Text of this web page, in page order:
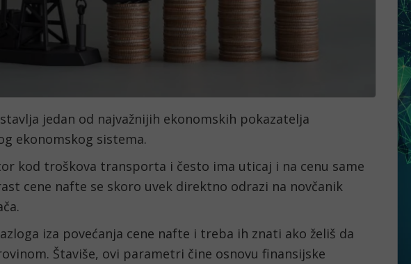
jedan od najvažnijih ekonomskih pokazatelja
ekonomskog sistema.
kod troškova transporta i često ima uticaj i na cenu same
cene nafte se skoro uvek direktno odrazi na novčanik
iza povećanja cene nafte i treba ih znati ako želiš da
Štaviše, ovi parametri čine osnovu finansijske